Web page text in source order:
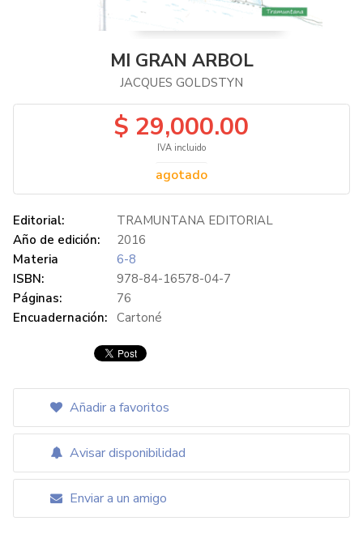
MI GRAN ARBOL
JACQUES GOLDSTYN
$ 29,000.00
IVA incluido
agotado
Editorial:
TRAMUNTANA EDITORIAL
Año de edición:
2016
Materia
6-8
ISBN:
978-84-16578-04-7
Páginas:
76
Encuadernación: Cartoné
Añadir a favoritos
Avisar disponibilidad
Enviar a un amigo